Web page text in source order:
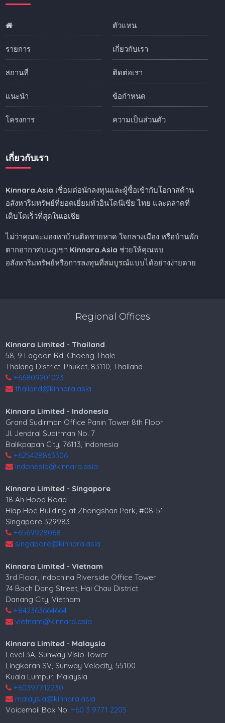
รายการ
สถานที่
แนะนำ
โครงการ
ตัวแทน
เกี่ยวกับเรา
ติดต่อเรา
ข้อกำหนด
ความเป็นส่วนตัว
เกี่ยวกับเรา
Kinnara.Asia เชื่อมต่อนักลงทุนและผู้ซื้อเข้ากับโอกาสด้าน
อสังหาริมทรัพย์ที่ยอดเยี่ยมทั่วอินโดนีเซีย ไทย และตลาดที่
เติบโตเร็วที่สุดในเอเชีย
ไม่ว่าคุณจะมองหาบ้านติดชายหาด ใจกลางเมือง หรือบ้านพัก
ตากอากาศบนภูเขา Kinnara.Asia ช่วยให้คุณพบ
อสังหาริมทรัพย์หรือการลงทุนที่สมบูรณ์แบบได้อย่างง่ายดาย
Regional Offices
Kinnara Limited - Thailand
58, 9 Lagoon Rd, Choeng Thale
Thalang District, Phuket, 83110, Thailand
+66809201023
thailand@kinnara.asia
Kinnara Limited - Indonesia
Grand Sudirman Office Panin Tower 8th Floor
Jl. Jendral Sudirman No. 7
Balikpapan City, 76113, Indonesia
+625428863306
indonesia@kinnara.asia
Kinnara Limited - Singapore
18 Ah Hood Road
Hiap Hoe Building at Zhongshan Park, #08-51
Singapore 329983
+6569928068
singapore@kinnara.asia
Kinnara Limited - Vietnam
3rd Floor, Indochina Riverside Office Tower
74 Bach Dang Street, Hai Chau District
Danang City, Vietnam
+842363664664
vietnam@kinnara.asia
Kinnara Limited - Malaysia
Level 3A, Sunway Visio Tower
Lingkaran SV, Sunway Velocity, 55100
Kuala Lumpur, Malaysia
+60397712230
malaysia@kinnara.asia
Voicemail Box No:+60 3 9771 2205